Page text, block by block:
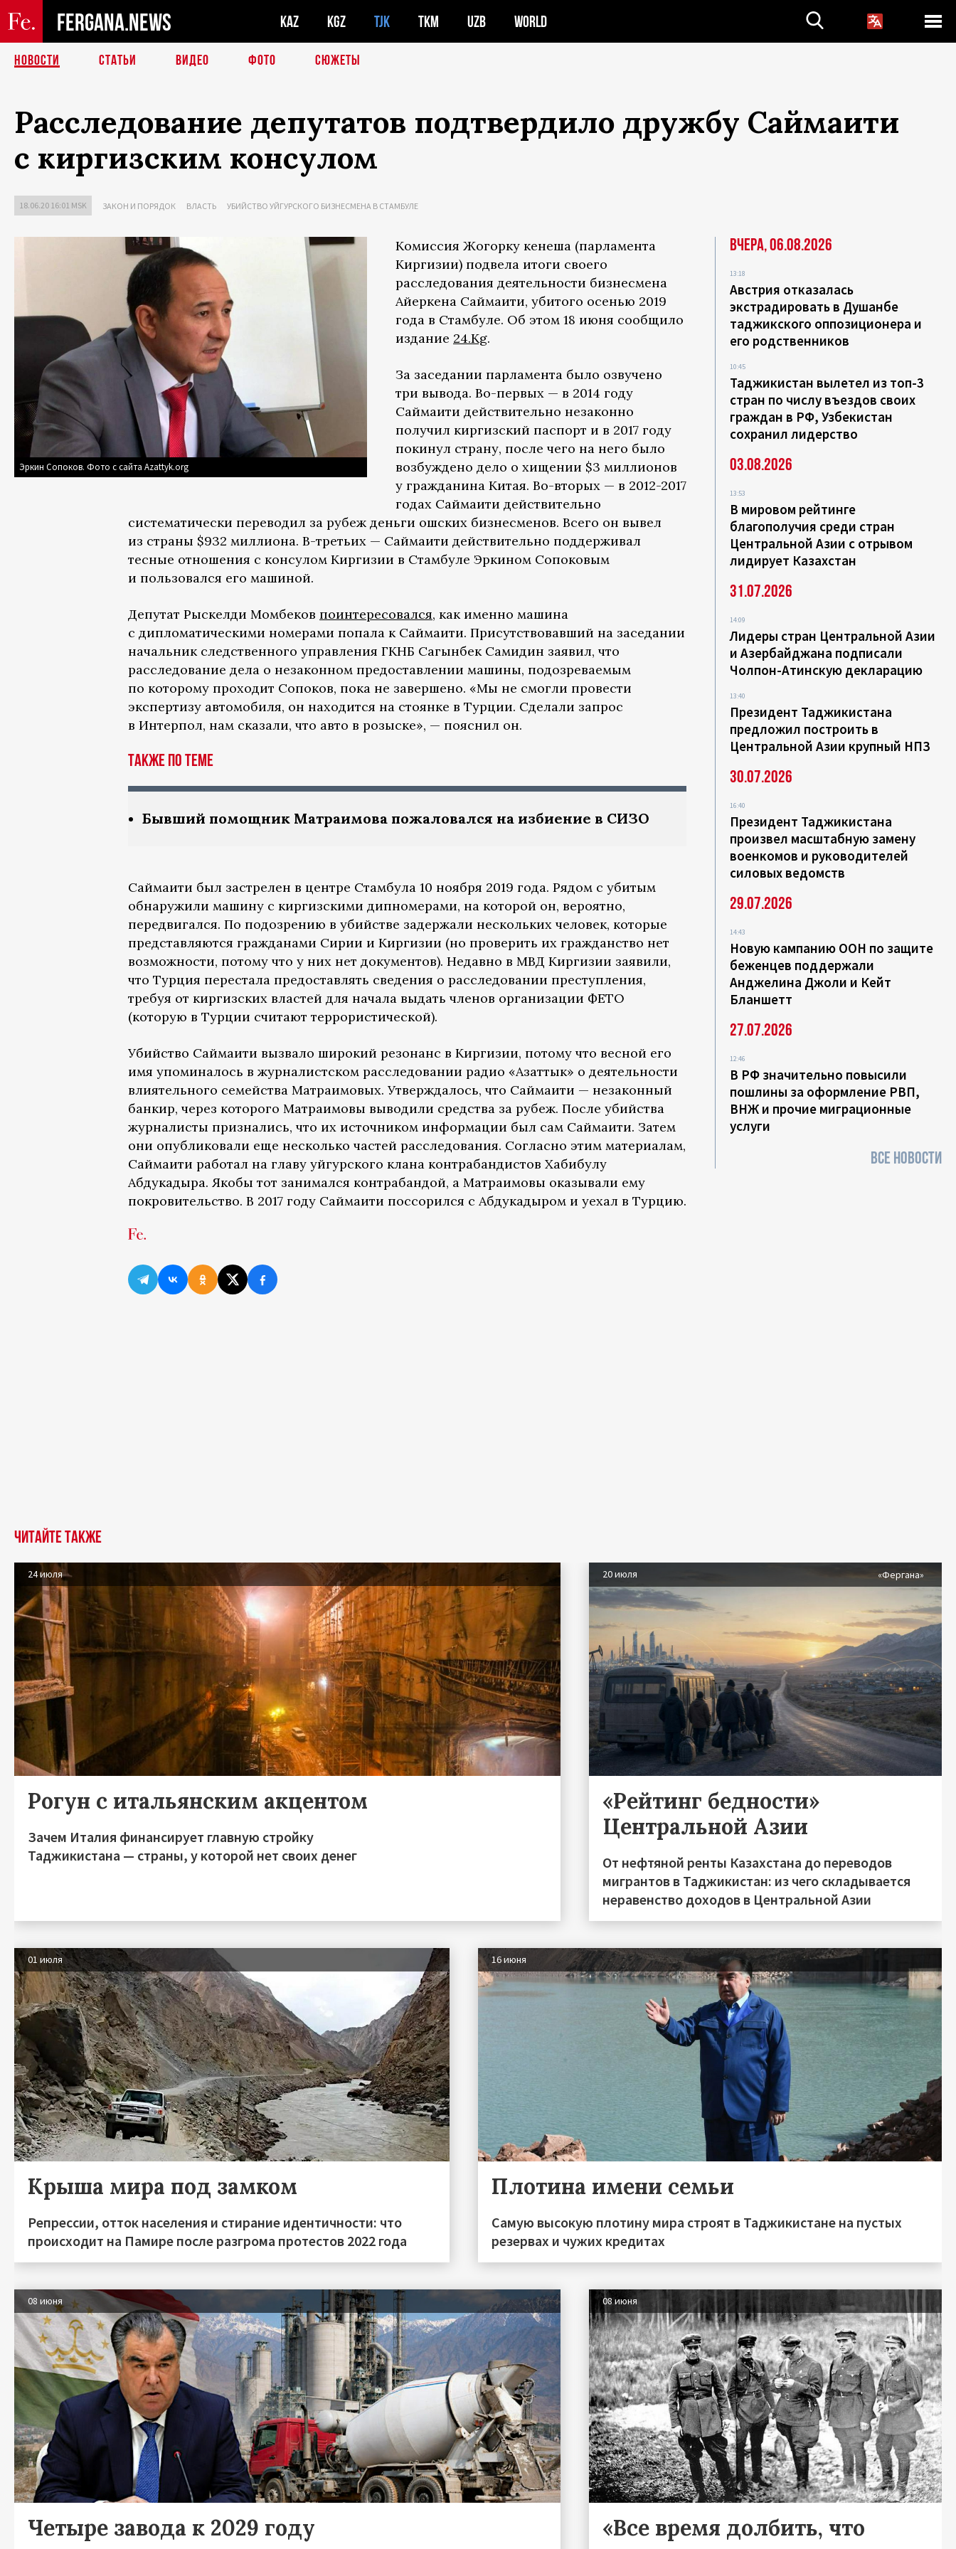
FERGANA.NEWS KAZ KGZ TJK TKM UZB WORLD
НОВОСТИ СТАТЬИ ВИДЕО ФОТО СЮЖЕТЫ
Расследование депутатов подтвердило дружбу Саймаити
с киргизским консулом
18.06.20 16:01 MSK ЗАКОН И ПОРЯДОК ВЛАСТЬ УБИЙСТВО УЙГУРСКОГО БИЗНЕСМЕНА В СТАМБУЛЕ
Эркин Сопоков. Фото с сайта Azattyk.org
Комиссия Жогорку кенеша (парламента
Киргизии) подвела итоги своего
расследования деятельности бизнесмена
Айеркена Саймаити, убитого осенью 2019
года в Стамбуле. Об этом 18 июня сообщило
издание 24.Kg.
За заседании парламента было озвучено
три вывода. Во-первых — в 2014 году
Саймаити действительно незаконно
получил киргизский паспорт и в 2017 году
покинул страну, после чего на него было
возбуждено дело о хищении $3 миллионов
у гражданина Китая. Во-вторых — в 2012-2017
годах Саймаити действительно
систематически переводил за рубеж деньги ошских бизнесменов. Всего он вывел
из страны $932 миллиона. В-третьих — Саймаити действительно поддерживал
тесные отношения с консулом Киргизии в Стамбуле Эркином Сопоковым
и пользовался его машиной.
Депутат Рыскелди Момбеков поинтересовался, как именно машина
с дипломатическими номерами попала к Саймаити. Присутствовавший на заседании
начальник следственного управления ГКНБ Сагынбек Самидин заявил, что
расследование дела о незаконном предоставлении машины, подозреваемым
по которому проходит Сопоков, пока не завершено. «Мы не смогли провести
экспертизу автомобиля, он находится на стоянке в Турции. Сделали запрос
в Интерпол, нам сказали, что авто в розыске», — пояснил он.
Также по теме
Бывший помощник Матраимова пожаловался на избиение в СИЗО
Саймаити был застрелен в центре Стамбула 10 ноября 2019 года. Рядом с убитым
обнаружили машину с киргизскими дипномерами, на которой он, вероятно,
передвигался. По подозрению в убийстве задержали нескольких человек, которые
представляются гражданами Сирии и Киргизии (но проверить их гражданство нет
возможности, потому что у них нет документов). Недавно в МВД Киргизии заявили,
что Турция перестала предоставлять сведения о расследовании преступления,
требуя от киргизских властей для начала выдать членов организации ФЕТО
(которую в Турции считают террористической).
Убийство Саймаити вызвало широкий резонанс в Киргизии, потому что весной его
имя упоминалось в журналистском расследовании радио «Азаттык» о деятельности
влиятельного семейства Матраимовых. Утверждалось, что Саймаити — незаконный
банкир, через которого Матраимовы выводили средства за рубеж. После убийства
журналисты признались, что их источником информации был сам Саймаити. Затем
они опубликовали еще несколько частей расследования. Согласно этим материалам,
Саймаити работал на главу уйгурского клана контрабандистов Хабибулу
Абдукадыра. Якобы тот занимался контрабандой, а Матраимовы оказывали ему
покровительство. В 2017 году Саймаити поссорился с Абдукадыром и уехал в Турцию.
Вчера, 06.08.2026
13:18
Австрия отказалась
экстрадировать в Душанбе
таджикского оппозиционера и
его родственников
10:45
Таджикистан вылетел из топ-3
стран по числу въездов своих
граждан в РФ, Узбекистан
сохранил лидерство
03.08.2026
13:53
В мировом рейтинге
благополучия среди стран
Центральной Азии с отрывом
лидирует Казахстан
31.07.2026
14:09
Лидеры стран Центральной Азии
и Азербайджана подписали
Чолпон-Атинскую декларацию
13:40
Президент Таджикистана
предложил построить в
Центральной Азии крупный НПЗ
30.07.2026
16:40
Президент Таджикистана
произвел масштабную замену
военкомов и руководителей
силовых ведомств
29.07.2026
14:43
Новую кампанию ООН по защите
беженцев поддержали
Анджелина Джоли и Кейт
Бланшетт
27.07.2026
12:46
В РФ значительно повысили
пошлины за оформление РВП,
ВНЖ и прочие миграционные
услуги
ВСЕ НОВОСТИ
Читайте также
24 июля
Рогун с итальянским акцентом
Зачем Италия финансирует главную стройку
Таджикистана — страны, у которой нет своих денег
20 июля «Фергана»
«Рейтинг бедности»
Центральной Азии
От нефтяной ренты Казахстана до переводов
мигрантов в Таджикистан: из чего складывается
неравенство доходов в Центральной Азии
01 июля
Крыша мира под замком
Репрессии, отток населения и стирание идентичности: что
происходит на Памире после разгрома протестов 2022 года
16 июня
Плотина имени семьи
Самую высокую плотину мира строят в Таджикистане на пустых
резервах и чужих кредитах
08 июня
Четыре завода к 2029 году
08 июня
«Все время долбить, что